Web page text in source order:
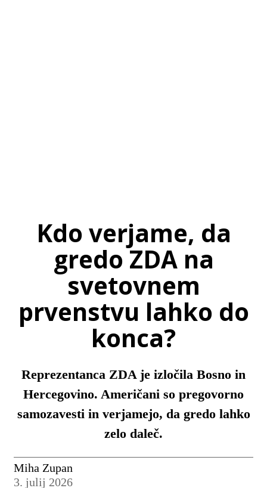
Kdo verjame, da
gredo ZDA na
svetovnem
prvenstvu lahko do
konca?
Reprezentanca ZDA je izločila Bosno in
Hercegovino. Američani so pregovorno
samozavesti in verjamejo, da gredo lahko
zelo daleč.
Miha Zupan
3. julij 2026